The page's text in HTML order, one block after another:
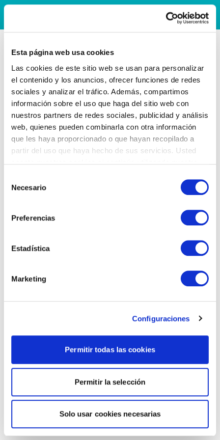
Esta página web usa cookies
Las cookies de este sitio web se usan para personalizar
el contenido y los anuncios, ofrecer funciones de redes
sociales y analizar el tráfico. Además, compartimos
información sobre el uso que haga del sitio web con
nuestros partners de redes sociales, publicidad y análisis
web, quienes pueden combinarla con otra información
que les haya proporcionado o que hayan recopilado a
partir del uso que haya hecho de sus servicios. Usted
Necesario
Preferencias
Estadística
Marketing
Configuraciones
Permitir todas las cookies
Permitir la selección
Solo usar cookies necesarias